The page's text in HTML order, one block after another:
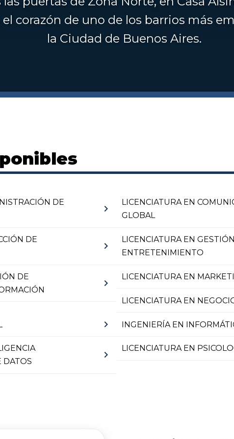
corazón de uno de los barrios más
la Ciudad de Buenos Aires.
DE
chevron_right
LICENCIATURA EN
GLOBAL
DE
chevron_right
LICENCIATURA EN
ENTRETENIMIENTO
DE
chevron_right
LICENCIATURA EN
LICENCIATURA EN
chevron_right INGENIERÍA EN
DATOS
chevron_right
LICENCIATURA EN